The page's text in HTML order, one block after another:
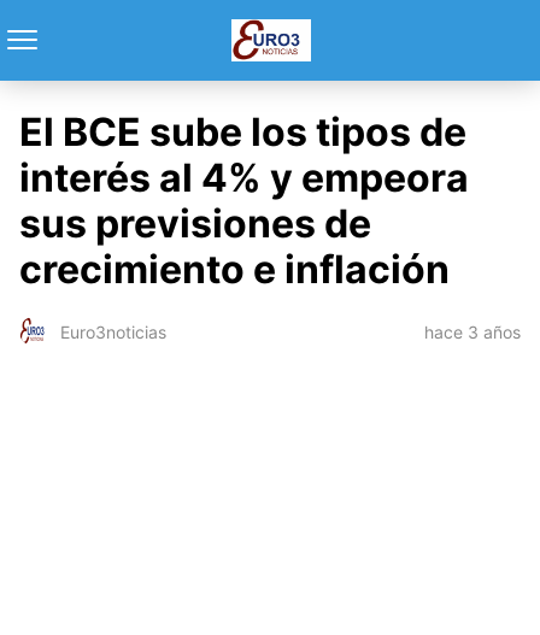
El BCE sube los tipos de
interés al 4% y empeora
sus previsiones de
crecimiento e inflación
Euro3noticias hace 3 años